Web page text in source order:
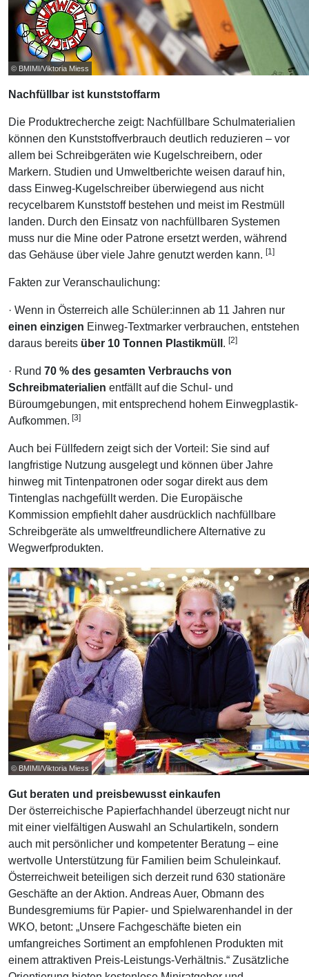
© BMIMI/Viktoria Miess
Nachfüllbar ist kunststoffarm
Die Produktrecherche zeigt: Nachfüllbare Schulmaterialien
können den Kunststoffverbrauch deutlich reduzieren – vor
allem bei Schreibgeräten wie Kugelschreibern, oder
Markern. Studien und Umweltberichte weisen darauf hin,
dass Einweg-Kugelschreiber überwiegend aus nicht
recycelbarem Kunststoff bestehen und meist im Restmüll
landen. Durch den Einsatz von nachfüllbaren Systemen
muss nur die Mine oder Patrone ersetzt werden, während
das Gehäuse über viele Jahre genutzt werden kann. [1]
Fakten zur Veranschaulichung:
· Wenn in Österreich alle Schüler:innen ab 11 Jahren nur
einen einzigen Einweg-Textmarker verbrauchen, entstehen
daraus bereits über 10 Tonnen Plastikmüll . [2]
· Rund 70 % des gesamten Verbrauchs von
Schreibmaterialien entfällt auf die Schul- und
Büroumgebungen, mit entsprechend hohem Einwegplastik-
Aufkommen. [3]
Auch bei Füllfedern zeigt sich der Vorteil: Sie sind auf
langfristige Nutzung ausgelegt und können über Jahre
hinweg mit Tintenpatronen oder sogar direkt aus dem
Tintenglas nachgefüllt werden. Die Europäische
Kommission empfiehlt daher ausdrücklich nachfüllbare
Schreibgeräte als umweltfreundlichere Alternative zu
Wegwerfprodukten.
© BMIMI/Viktoria Miess
Gut beraten und preisbewusst einkaufen
Der österreichische Papierfachhandel überzeugt nicht nur
mit einer vielfältigen Auswahl an Schulartikeln, sondern
auch mit persönlicher und kompetenter Beratung – eine
wertvolle Unterstützung für Familien beim Schuleinkauf.
Österreichweit beteiligen sich derzeit rund 630 stationäre
Geschäfte an der Aktion. Andreas Auer, Obmann des
Bundesgremiums für Papier- und Spielwarenhandel in der
WKO, betont: „Unsere Fachgeschäfte bieten ein
umfangreiches Sortiment an empfohlenen Produkten mit
einem attraktiven Preis-Leistungs-Verhältnis.“ Zusätzliche